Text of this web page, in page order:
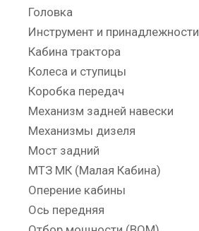
Головка
Инструмент и принадлежности
Кабина трактора
Колеса и ступицы
Коробка передач
Механизм задней навески
Механизмы дизеля
Мост задний
МТЗ МК (Малая Кабина)
Оперение кабины
Ось передняя